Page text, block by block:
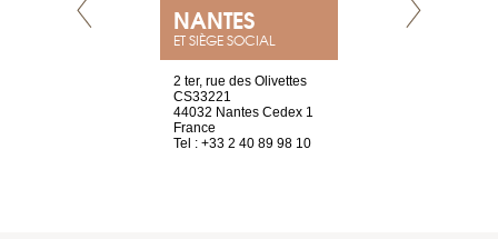
NANTES
ET SIÈGE SOCIAL
2 ter, rue des Olivettes
CS33221
44032 Nantes Cedex 1
France
Tel : +33 2 40 89 98 10